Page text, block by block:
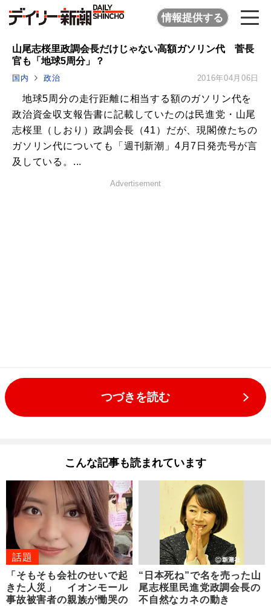
情報提供する
山尾志桜里政調会長だけじゃない高額ガソリン代 菅長
官も「地球5周分」？
国内 政治 2016年04月06日
地球5周分の走行距離に相当する額のガソリン代を
政治資金収支報告書に記載していたのは民進党・山尾
志桜里（しおり）政調会長（41）だが、現閣僚たちの
ガソリン代についても「週刊新潮」4月7日発売号が言
及している。...
Advertisement
つづきを読む
こんな記事も読まれています
話題
「そもそも会社のせいで起
きた人災」 イオンモール
事故被害者の親族が慟哭の
“日本死ね”で名を売った山
尾志桜里民進党政調会長の
不自然なカネの動き